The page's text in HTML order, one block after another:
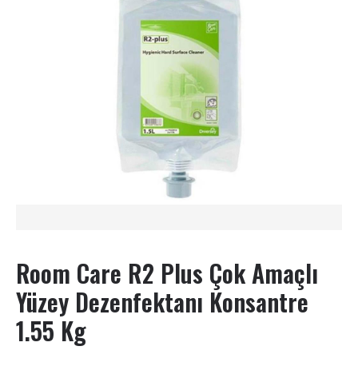
Room Care R2 Plus Çok Amaçlı
Yüzey Dezenfektanı Konsantre
1.55 Kg